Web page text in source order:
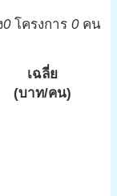
0โครงการ 0คน
เฉลี่ย
(บาท/คน)